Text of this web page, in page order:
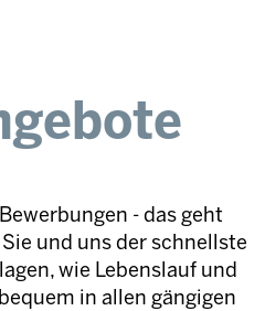
- das geht
und uns der schnellste
wie Lebenslauf und
in allen gängigen